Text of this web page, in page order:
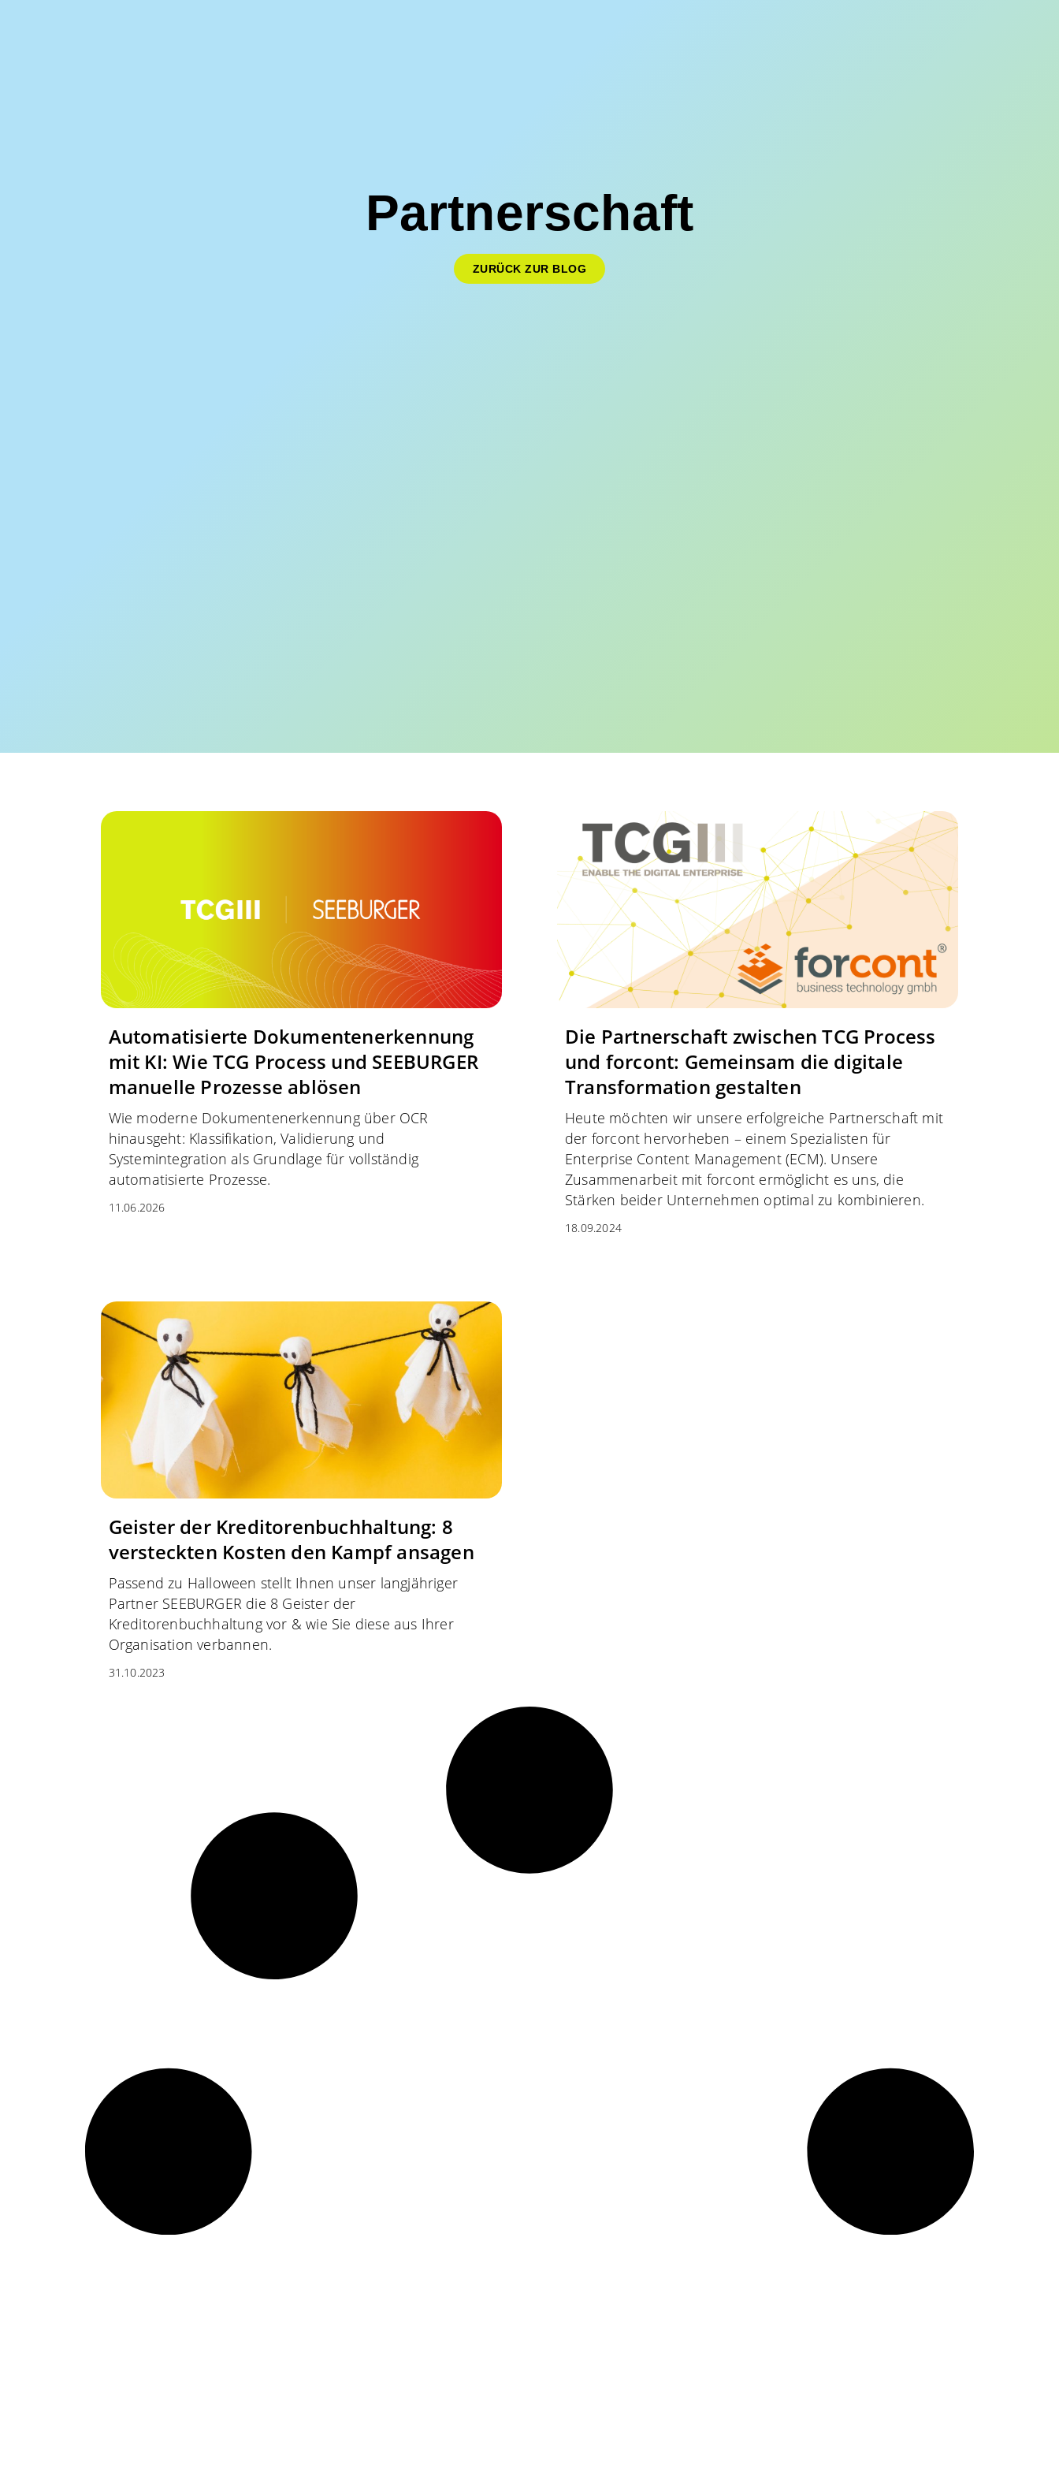
Partnerschaft
ZURÜCK ZUR BLOG
Automatisierte Dokumentenerkennung
mit KI: Wie TCG Process und SEEBURGER
manuelle Prozesse ablösen
Wie moderne Dokumentenerkennung über OCR
hinausgeht: Klassifikation, Validierung und
Systemintegration als Grundlage für vollständig
automatisierte Prozesse.
11.06.2026
Die Partnerschaft zwischen TCG Process
und forcont: Gemeinsam die digitale
Transformation gestalten
Heute möchten wir unsere erfolgreiche Partnerschaft mit
der forcont hervorheben – einem Spezialisten für
Enterprise Content Management (ECM). Unsere
Zusammenarbeit mit forcont ermöglicht es uns, die
Stärken beider Unternehmen optimal zu kombinieren.
18.09.2024
Geister der Kreditorenbuchhaltung: 8
versteckten Kosten den Kampf ansagen
Passend zu Halloween stellt Ihnen unser langjähriger
Partner SEEBURGER die 8 Geister der
Kreditorenbuchhaltung vor & wie Sie diese aus Ihrer
Organisation verbannen.
31.10.2023